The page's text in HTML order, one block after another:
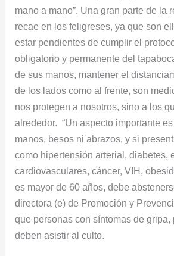
mano a mano”. Una gran parte de la
recae en los feligreses, ya que son
estar pendientes de cumplir el
obligatorio y permanente del
de sus manos, mantener el
de los lados como al frente, son
nos protegen a nosotros, sino a los
alrededor. “Un aspecto importante
manos, besos ni abrazos, y si
como hipertensión arterial, diabetes,
cardiovasculares, cáncer, VIH,
es mayor de 60 años, debe
directora (e) de Promoción y
que personas con síntomas de gripa,
deben asistir al culto.